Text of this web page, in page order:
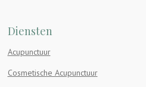
Diensten
Acupunctuur
Cosmetische Acupunctuur